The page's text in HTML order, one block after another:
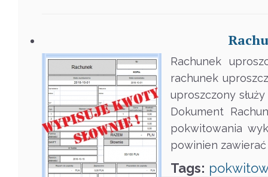
Rachunek
rachunek
uproszczony
Dokument
pokwitowania
powinien zawierać
Tags: